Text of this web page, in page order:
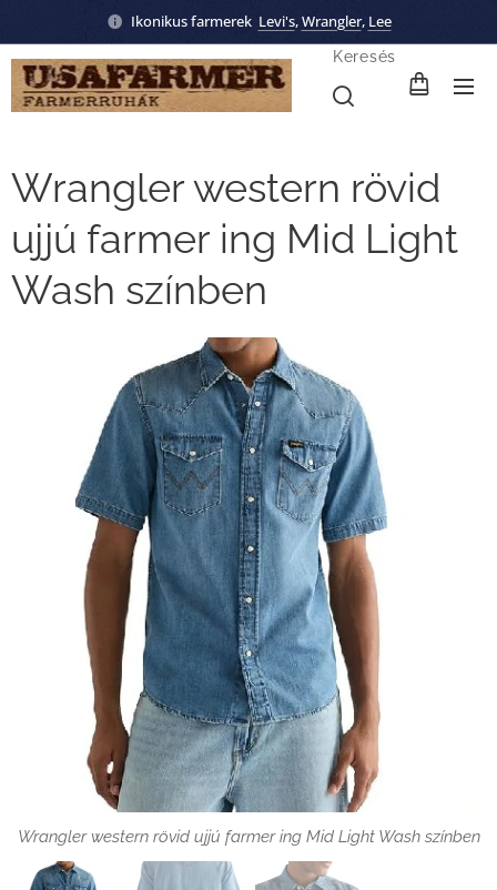
Ikonikus farmerek Levi's,Wrangler, Lee
Keresés
Wrangler western rövid
ujjú farmer ing Mid Light
Wash színben
Wrangler western rövid ujjú farmer ing Mid Light Wash színben
Wrangler western rövid ujjú farmer ing Mid Light Wash színben
zseb